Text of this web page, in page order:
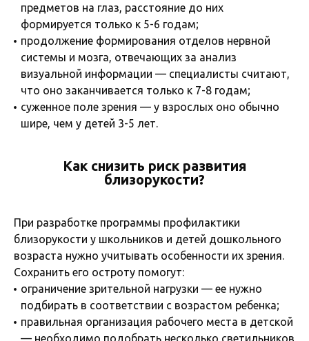
предметов на глаз, расстояние до них
формируется только к 5-6 годам;
продолжение формирования отделов нервной
системы и мозга, отвечающих за анализ
визуальной информации — специалисты считают,
что оно заканчивается только к 7-8 годам;
суженное поле зрения — у взрослых оно обычно
шире, чем у детей 3-5 лет.
Как снизить риск развития
близорукости?
При разработке программы профилактики
близорукости у школьников и детей дошкольного
возраста нужно учитывать особенности их зрения.
Сохранить его остроту помогут:
ограничение зрительной нагрузки — ее нужно
подбирать в соответствии с возрастом ребенка;
правильная организация рабочего места в детской
— необходимо подобрать несколько светильников